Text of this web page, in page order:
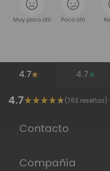
Muy poco útil Poco útil
4.7 4.7
4.7 (763 reseñas)
Contacto
Compañía